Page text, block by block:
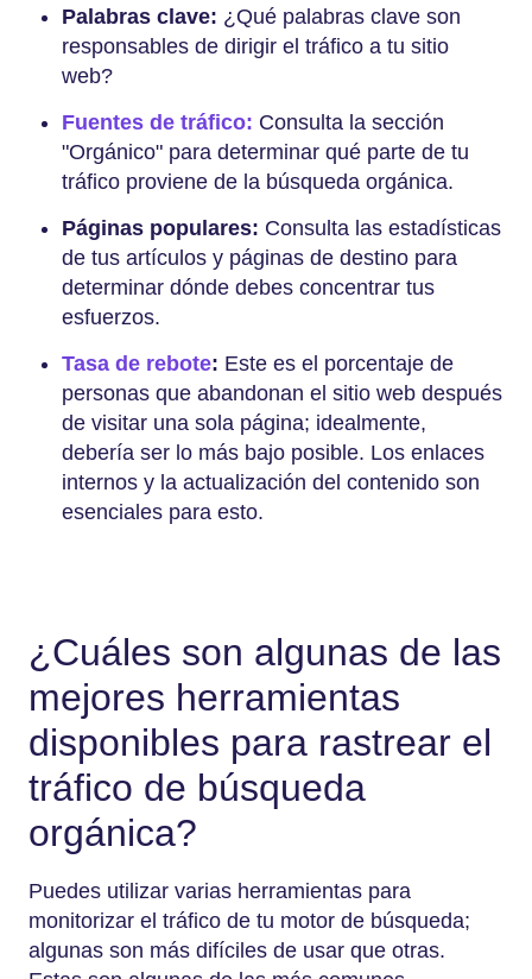
Palabras clave: ¿Qué palabras clave son
responsables de dirigir el tráfico a tu sitio
web?
Fuentes de tráfico: Consulta la sección
"Orgánico" para determinar qué parte de tu
tráfico proviene de la búsqueda orgánica.
Páginas populares: Consulta las estadísticas
de tus artículos y páginas de destino para
determinar dónde debes concentrar tus
esfuerzos.
Tasa de rebote: Este es el porcentaje de
personas que abandonan el sitio web después
de visitar una sola página; idealmente,
debería ser lo más bajo posible. Los enlaces
internos y la actualización del contenido son
esenciales para esto.
¿Cuáles son algunas de las
mejores herramientas
disponibles para rastrear el
tráfico de búsqueda
orgánica?
Puedes utilizar varias herramientas para
monitorizar el tráfico de tu motor de búsqueda;
algunas son más difíciles de usar que otras.